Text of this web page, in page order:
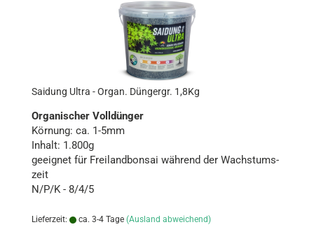
Sai­dung Ultra - Organ. Dün­g­er­gr. 1,8Kg
Or­ga­ni­scher Voll­dün­ger
Kör­nung: ca. 1-5mm
In­halt: 1.800g
ge­eig­net für Frei­land­bon­sai wäh­rend der Wachs­tums­
zeit
N/P/K - 8/4/5
Lieferzeit: ca. 3-4 Tage (Ausland abweichend)